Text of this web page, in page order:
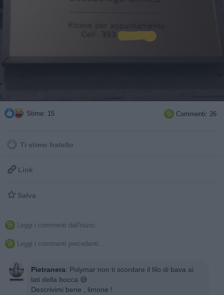
Stime: 15  Commenti: 26
Ti stimo fratello
 Link
 Salva
 Leggi i commenti dall'inizio...
 Leggi i commenti precedenti...
Pietranera: Polymar non ti scordare il filo di bava ai
lati della bocca 😅
Descrivimi bene , limone !